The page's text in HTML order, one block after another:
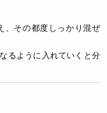
、その都度しっかり混ぜ
るように入れていくと分